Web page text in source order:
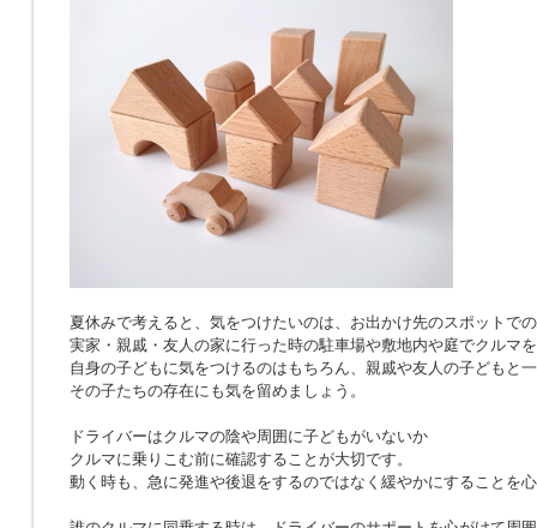
夏休みで考えると、気をつけたいのは、お出かけ先のスポットで
実家・親戚・友人の家に行った時の駐車場や敷地内や庭でクルマ
自身の子どもに気をつけるのはもちろん、親戚や友人の子どもと
その子たちの存在にも気を留めましょう。
ドライバーはクルマの陰や周囲に子どもがいないか
クルマに乗りこむ前に確認することが大切です。
動く時も、急に発進や後退をするのではなく緩やかにすることを